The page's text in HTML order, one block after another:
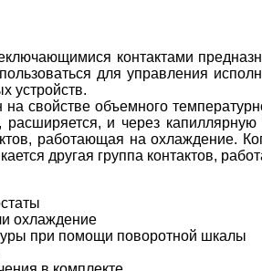
контактами
для управления
устройств.
свойстве объемного
расширяется, и через
работающая на охлаждение.
другая группа контактов,
охлаждение
при помощи поворотной шкалы